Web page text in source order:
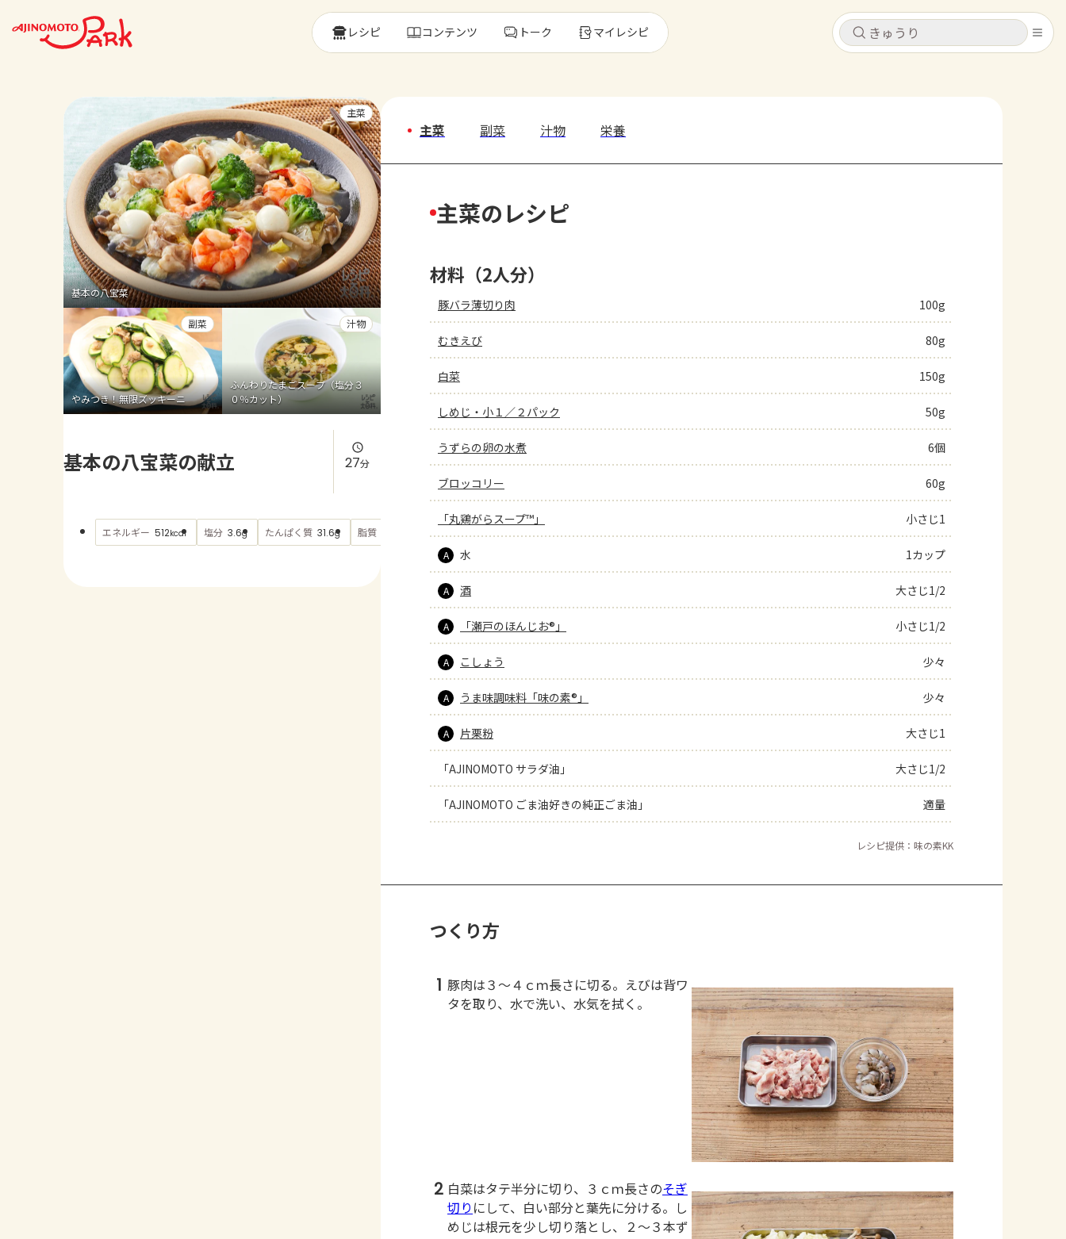
キャンセル
よくあるお問い合わせ
お買い物
キャンセル
レシピ コンテンツ トーク マイレシピ
基本の八宝菜
主菜
やみつき！無限ズッキーニ
副菜
ふんわりたまごスープ（塩分３
０％カット）
汁物
基本の八宝菜の献立 27分
エネルギー 512kcal 塩分 3.6g たんぱく質 31.6g 脂質 もっと見る
主菜 副菜 汁物 栄養
主菜のレシピ
材料（2人分）
豚バラ薄切り肉 100g
むきえび 80g
白菜 150g
しめじ・小１／２パック 50g
うずらの卵の水煮 6個
ブロッコリー 60g
「丸鶏がらスープ™」 小さじ1
A 水 1カップ
A 酒 大さじ1/2
A 「瀬戸のほんじお®」 小さじ1/2
A こしょう 少々
A うま味調味料「味の素®」 少々
A 片栗粉 大さじ1
「AJINOMOTO サラダ油」 大さじ1/2
「AJINOMOTO ごま油好きの純正ごま油」 適量
レシピ提供：味の素KK
つくり方
1 豚肉は３～４ｃｍ長さに切る。えびは背ワ
タを取り、水で洗い、水気を拭く。
2 白菜はタテ半分に切り、３ｃｍ長さのそぎ
切り にして、白い部分と葉先に分ける。し
めじは根元を少し切り落とし、２～３本ず